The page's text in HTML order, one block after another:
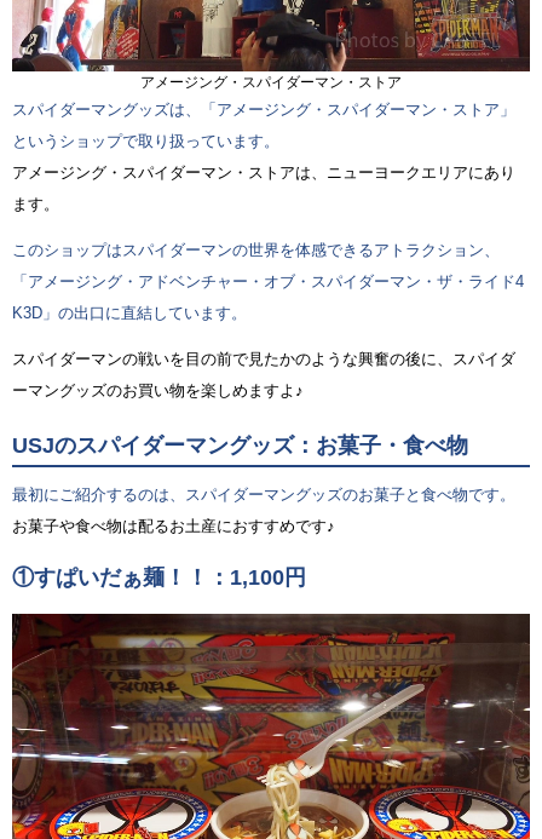
アメージング・スパイダーマン・ストア
スパイダーマングッズは、「アメージング・スパイダーマン・ストア」
というショップで取り扱っています。
アメージング・スパイダーマン・ストアは、ニューヨークエリアにあり
ます。
このショップはスパイダーマンの世界を体感できるアトラクション、
「アメージング・アドベンチャー・オブ・スパイダーマン・ザ・ライド4
K3D」の出口に直結しています。
スパイダーマンの戦いを目の前で見たかのような興奮の後に、スパイダ
ーマングッズのお買い物を楽しめますよ♪
USJのスパイダーマングッズ：お菓子・食べ物
最初にご紹介するのは、スパイダーマングッズのお菓子と食べ物です。
お菓子や食べ物は配るお土産におすすめです♪
①すぱいだぁ麺！！：1,100円